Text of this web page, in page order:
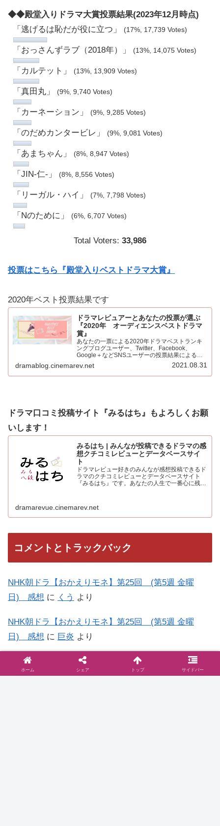
◆◆殿堂入りドラマ大賞投票結果(2023年12月時点)
「逃げるは恥だが役に立つ」
(17%, 17,739 Votes)
「おっさんずラブ（2018年）」 (13%, 14,075 Votes)
「カルテット」 (13%, 13,909 Votes)
「真田丸」 (9%, 9,740 Votes)
「カーネーション」 (9%, 9,285 Votes)
「のだめカンタービレ」 (9%, 9,081 Votes)
「あまちゃん」 (8%, 8,947 Votes)
「JIN-仁-」 (8%, 8,556 Votes)
「リーガル・ハイ」 (7%, 7,798 Votes)
「Nのために」 (6%, 6,707 Votes)
Total Voters: 33,986
投票はこちら『殿堂入りベストドラマ大賞』
2020年ベスト投票結果です
ドラマレビュアーとあなたの投票が選ぶ
『2020年 オーディエンスベストドラマ
賞』
あなたの一票による2020年ドラマベストランキ
ングブログユーザー、Twitter、Facebook、
Google＋などSNSユーザーの投票結果による
2020年ベストドラマ。445票もの投票をいただき
心より感謝申し上げます！！集計の結果を発表…
dramablog.cinemarev.net 2021.08.31
ドラマ口コミ投稿サイト『みるはち』もよろしくお願
いします！
みるはち | みんなが投稿できるドラマの感
想クチコミレビューとデータベースサイ
ト
ドラマレビュー好きのみんなが感想投稿できるド
ラマのクチコミレビューとデータベースサイト
『みるはち』です。あなたの人生で一番心に残っ
dramarevue.cinemarev.net
コメントとトラックバック
NHK朝ドラ【おかえりモネ】第25回 (第5週 金曜
日) 感想 に くう より
NHK朝ドラ【おかえりモネ】第25回 (第5週 金曜
日) 感想 に 巨炎 より
NHK朝ドラ【おかえりモネ】第15回 (第3週 金曜
日) 感想にもう…何がなんだか日記より
ホーム シェア トップ サイドバー